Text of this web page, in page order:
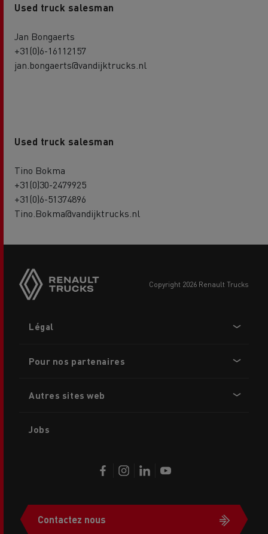
Used truck salesman
Jan Bongaerts
+31(0)6-16112157
jan.bongaerts@vandijktrucks.nl
Used truck salesman
Tino Bokma
+31(0)30-2479925
+31(0)6-51374896
Tino.Bokma@vandijktrucks.nl
copyright 2026 Renault Trucks
menu
Légal
Pour nos partenaires
Autres sites web
Jobs
Contactez nous